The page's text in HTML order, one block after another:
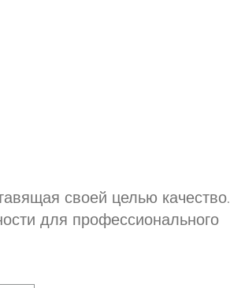
своей целью качество.
для профессионального